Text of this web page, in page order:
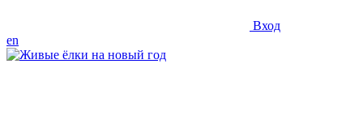
Вход
en